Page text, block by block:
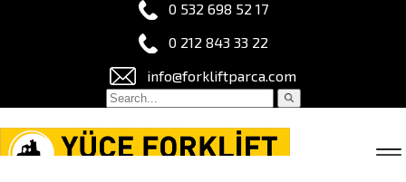
0 532 698 52 17
0 212 843 33 22
info@forkliftparca.com